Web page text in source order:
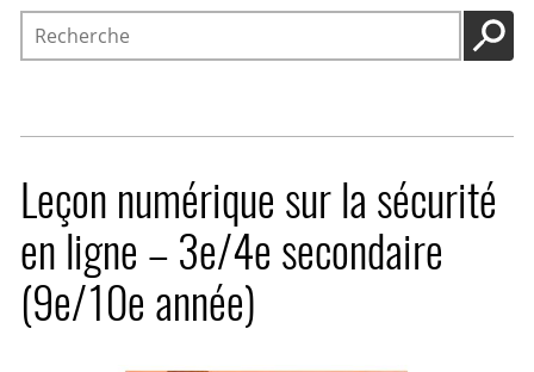
Recherche
Leçon numérique sur la sécurité
en ligne – 3e/4e secondaire
(9e/10e année)